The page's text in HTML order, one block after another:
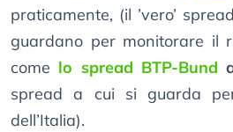
praticamente, (il ’vero’
guardano per monitorare il
come lo spread BTP-Bund
spread a cui si guarda
dell’Italia).